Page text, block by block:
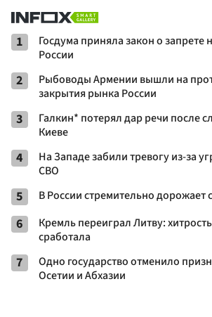
1
Госдума приняла закон о запрете
России
2
Рыбоводы Армении вышли на
закрытия рынка России
3
Галкин* потерял дар речи после
Киеве
4
На Западе забили тревогу из-за
СВО
5 В России стремительно дорожает
6
Кремль переиграл Литву:
сработала
7
Одно государство отменило
Осетии и Абхазии